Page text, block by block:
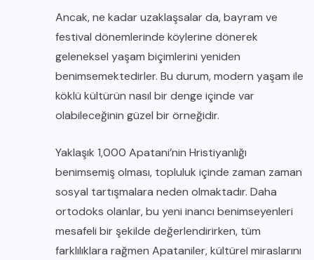
Ancak, ne kadar uzaklaşsalar da, bayram ve
festival dönemlerinde köylerine dönerek
geleneksel yaşam biçimlerini yeniden
benimsemektedirler. Bu durum, modern yaşam ile
köklü kültürün nasıl bir denge içinde var
olabileceğinin güzel bir örneğidir.
Yaklaşık 1,000 Apatani’nin Hristiyanlığı
benimsemiş olması, topluluk içinde zaman zaman
sosyal tartışmalara neden olmaktadır. Daha
ortodoks olanlar, bu yeni inancı benimseyenleri
mesafeli bir şekilde değerlendirirken, tüm
farklılıklara rağmen Apataniler, kültürel miraslarını